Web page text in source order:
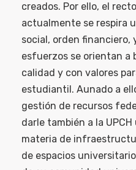
creados. Por ello, el
actualmente se respira
social, orden financiero,
esfuerzos se orientan a
calidad y con valores
estudiantil. Aunado a
gestión de recursos
darle también a la
materia de
de espacios